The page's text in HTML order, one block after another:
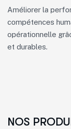
Améliorer la
compétences
opérationnelle
et durables.
NOS